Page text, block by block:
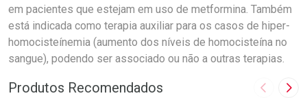
em pacientes que estejam em uso de metformina. Também
está indicada como terapia auxiliar para os casos de hiper-
homocisteínemia (aumento dos níveis de homocisteína no
sangue), podendo ser associado ou não a outras terapias.
Produtos Recomendados Imagem